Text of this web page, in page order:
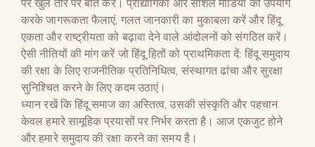
पर खुले तौर पर बात करें। प्रौद्योगिकी और सोशल मीडिया का उपयोग
करके जागरूकता फैलाएं, गलत जानकारी का मुकाबला करें और हिंदू
एकता और राष्ट्रीयता को बढ़ावा देने वाले आंदोलनों को संगठित करें।
ऐसी नीतियों की मांग करें जो हिंदू हितों को प्राथमिकता दें: हिंदू समुदाय
की रक्षा के लिए राजनीतिक प्रतिनिधित्व, संस्थागत ढांचा और सुरक्षा
सुनिश्चित करने के लिए कदम उठाएं।
ध्यान रखें कि हिंदू समाज का अस्तित्व, उसकी संस्कृति और पहचान
केवल हमारे सामूहिक प्रयासों पर निर्भर करता है। आज एकजुट होने
और हमारे समुदाय की रक्षा करने का समय है।